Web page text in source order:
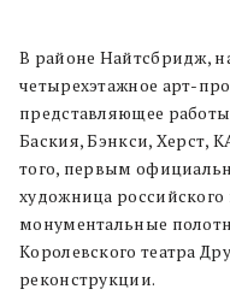
В районе Найтсбридж,
четырехэтажное арт-
представляющее
Баския, Бэнкси, Херст,
того, первым
художница
монументальные
Королевского театра
реконструкции.